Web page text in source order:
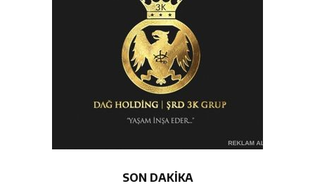
SON DAKİKA